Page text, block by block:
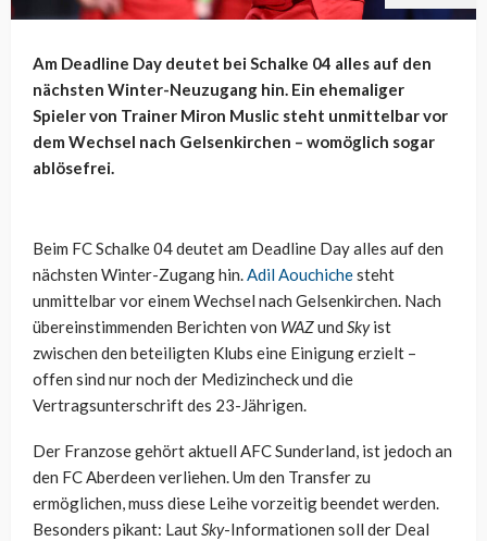
Am Deadline Day deutet bei Schalke 04 alles auf den
nächsten Winter-Neuzugang hin. Ein ehemaliger
Spieler von Trainer Miron Muslic steht unmittelbar vor
dem Wechsel nach Gelsenkirchen – womöglich sogar
ablösefrei.
Beim FC Schalke 04 deutet am Deadline Day alles auf den
nächsten Winter-Zugang hin.Adil Aouchichesteht
unmittelbar vor einem Wechsel nach Gelsenkirchen. Nach
übereinstimmenden Berichten von WAZund Skyist
zwischen den beteiligten Klubs eine Einigung erzielt –
offen sind nur noch der Medizincheck und die
Vertragsunterschrift des 23-Jährigen.
Der Franzose gehört aktuell AFC Sunderland, ist jedoch an
den FC Aberdeen verliehen. Um den Transfer zu
ermöglichen, muss diese Leihe vorzeitig beendet werden.
Besonders pikant: LautSky-Informationen soll der Deal